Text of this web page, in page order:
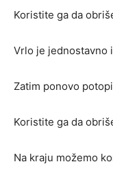
Koristite ga da
Vrlo je jednostavno
Zatim ponovo
Koristite ga da
Na kraju možemo